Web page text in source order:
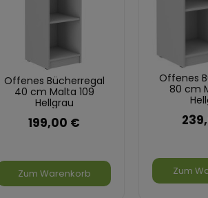
Offenes Bücherregal
40 cm Malta 109
Hellgrau
199,00 €
Zum Warenkorb
Offenes
80 cm
Zum